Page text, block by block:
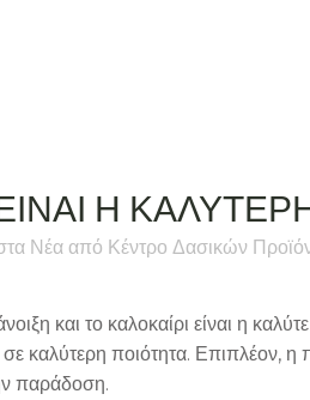
Η
Νέα από Κέντρο Δασικών
και το καλοκαίρι είναι η
σε καλύτερη ποιότητα. Επιπλέον,
παράδοση.